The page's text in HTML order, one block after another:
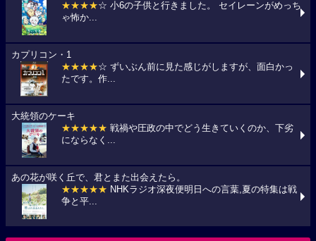
★★★★☆ 小6の子供と行きました。 セイレーンがめっち
ゃ怖か...
カプリコン・1
★★★★☆ ずいぶん前に見た感じがしますが、面白かっ
たです。作...
大統領のケーキ
★★★★★ 戦禍や圧政の中でどう生きていくのか、下劣
にならなく...
あの花が咲く丘で、君とまた出会えたら。
★★★★★ NHKラジオ深夜便明日への言葉,夏の特集は戦
争と平...